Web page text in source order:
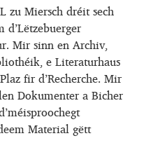
zu Miersch dréit sech
d’Lëtzebuerger
Mir sinn en Archiv,
e Literaturhaus
fir d’Recherche. Mir
Dokumenter a Bicher
Material gëtt